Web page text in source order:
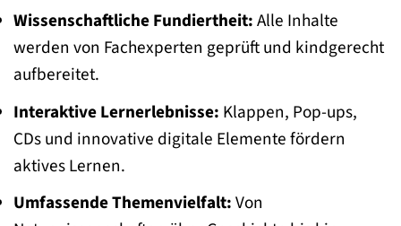
Wissenschaftliche Fundiertheit:Alle Inhalte
werden von Fachexperten geprüft und kindgerecht
aufbereitet.
Interaktive Lernerlebnisse: Klappen, Pop-ups,
CDs und innovative digitale Elemente fördern
aktives Lernen.
Umfassende Themenvielfalt:Von